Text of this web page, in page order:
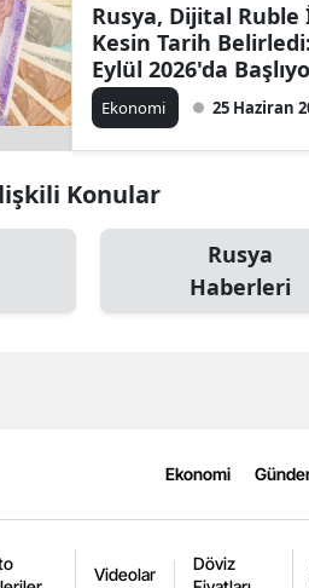
Rusya, Dijital Ruble
Kesin Tarih
Eylül 2026'da
Ekonomi 25 Haziran
Konular
Rusya
Haberleri
Ekonomi
Videolar
Döviz